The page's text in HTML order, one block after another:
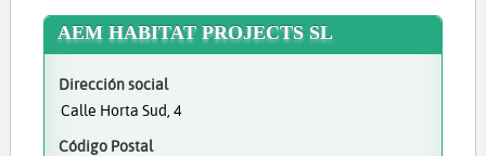
AEM HABITAT PROJECTS SL
Dirección social
Calle Horta Sud, 4
Código Postal